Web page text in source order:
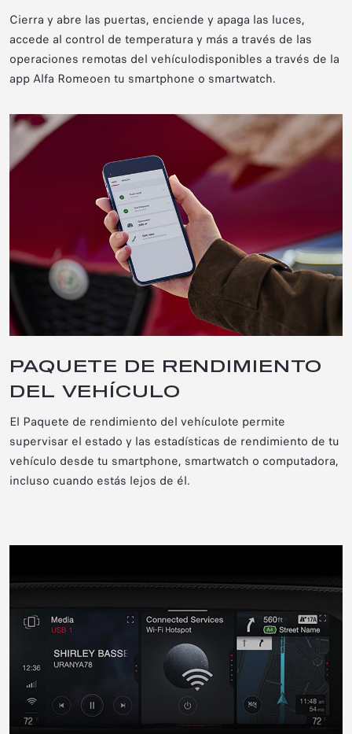
Cierra y abre las puertas, enciende y apaga las luces,
accede al control de temperatura y más a través de las
operaciones remotas del vehículodisponibles a través de la
app Alfa Romeoen tu smartphone o smartwatch.
PAQUETE DE RENDIMIENTO
DEL VEHÍCULO
El Paquete de rendimiento del vehículote permite
supervisar el estado y las estadísticas de rendimiento de tu
vehículo desde tu smartphone, smartwatch o computadora,
incluso cuando estás lejos de él.